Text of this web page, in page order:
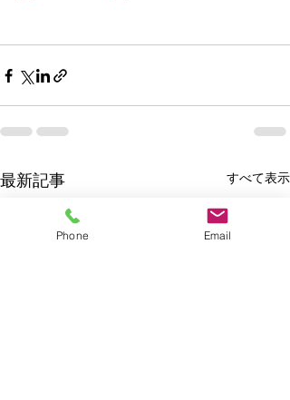
最新記事 すべて表示
Phone Email